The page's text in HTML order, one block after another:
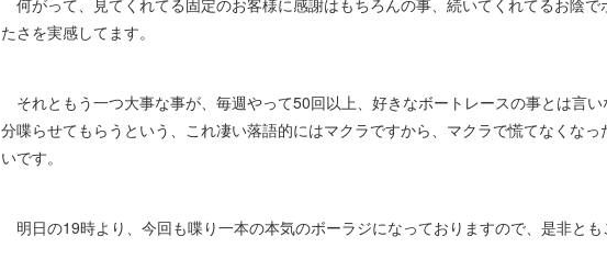
何がって、見てくれてる固定のお客様に感謝はもちろんの事、続いてくれてるお陰
たさを実感してます。
それともう一つ大事な事が、毎週やって50回以上、好きなボートレースの事とは言
分喋らせてもらうという、これ凄い落語的にはマクラですから、マクラで慌てなくな
いです。
明日の19時より、今回も喋り一本の本気のボーラジになっておりますので、是非とも